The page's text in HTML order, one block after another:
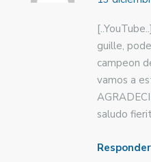
guille,
campeon
vamos a
saludo
Responder